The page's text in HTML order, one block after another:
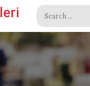
Search
for: